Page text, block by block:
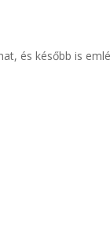
és később is